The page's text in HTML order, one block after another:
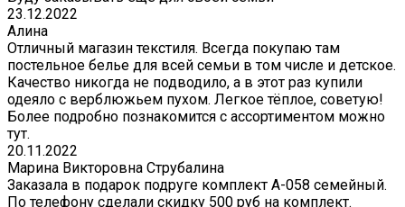
23.12.2022
Алина
Отличный магазин текстиля. Всегда покупаю там
постельное белье для всей семьи в том числе и детское.
Качество никогда не подводило, а в этот раз купили
одеяло с верблюжьем пухом. Легкое тёплое, советую!
Более подробно познакомится с ассортиментом можно
тут.
20.11.2022
Марина Викторовна Струбалина
Заказала в подарок подруге комплект А-058 семейный.
По телефону сделали скидку 500 руб на комплект.